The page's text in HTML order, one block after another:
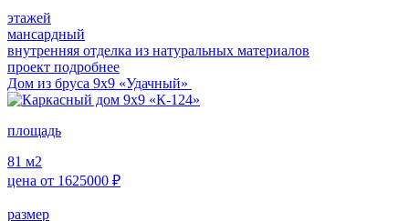
этажей
мансардный
внутренняя отделка из натуральных материалов
проект подробнее
Дом из бруса 9х9 «Удачный»
площадь
81 м2
цена от 1625000 ₽
размер